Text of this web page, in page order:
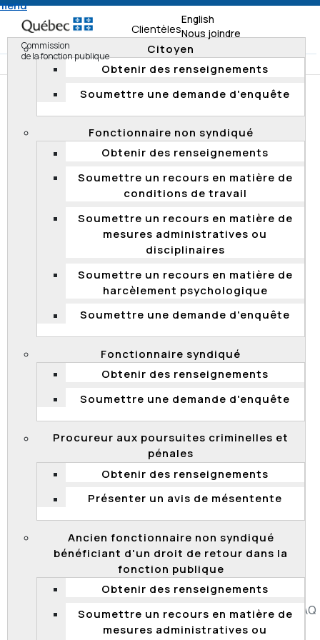
Commission
de la fonction publique
English
Nous joindre
Clientèles
Citoyen
Obtenir des renseignements
Soumettre une demande d'enquête
Fonctionnaire non syndiqué
Obtenir des renseignements
Soumettre un recours en matière de
conditions de travail
Soumettre un recours en matière de
mesures administratives ou
disciplinaires
Soumettre un recours en matière de
harcèlement psychologique
Soumettre une demande d'enquête
Fonctionnaire syndiqué
Obtenir des renseignements
Soumettre une demande d'enquête
Procureur aux poursuites criminelles et
pénales
Obtenir des renseignements
Présenter un avis de mésentente
Ancien fonctionnaire non syndiqué
bénéficiant d'un droit de retour dans la
fonction publique
Obtenir des renseignements
Soumettre un recours en matière de
mesures administratives ou
Accueil Documentation
Rapports de vérification
Rapports de vérification 2019
Publication des résultats d’une vérification ponctuelle
au ministère des Transports du Québec
vérification ponctuelle au ministère des
Transports du Québec
des Transports du Québec (MTQ) les résultats d'une
vérification ponctuelle portant sur l’attribution d’un
horaire majoré à des employés professionnels.
attribués respectaient les dispositions prévues à
l’article 4-1.05 de laConvention collective des
professionnelles et professionnels.
La Commission a examiné 57 dossiers. Il ressort de la
conformes. La Commission a notamment recommandé
au MTQ de régulariser les cas d'horaires majorés non
conformes et de respecter les règles d'attributions
prévues au cadre normatif en la matière.
Le MTQ a assuré « que des efforts particuliers seront
portés aux éléments soulevés dans le cadre de cette
vérification ponctuelle et que les correctifs
nécessaires seront apportés ».
Accessibilité Plan du site Diffusion de l'information
FAQ
Liens utiles Carrière Politique de confidentialité